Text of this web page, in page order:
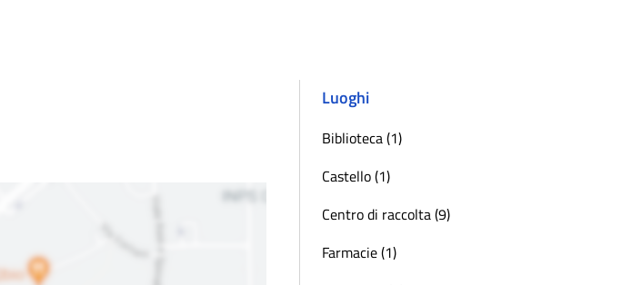
Luoghi
Biblioteca (1)
Castello (1)
Centro di raccolta (9)
Farmacie (1)